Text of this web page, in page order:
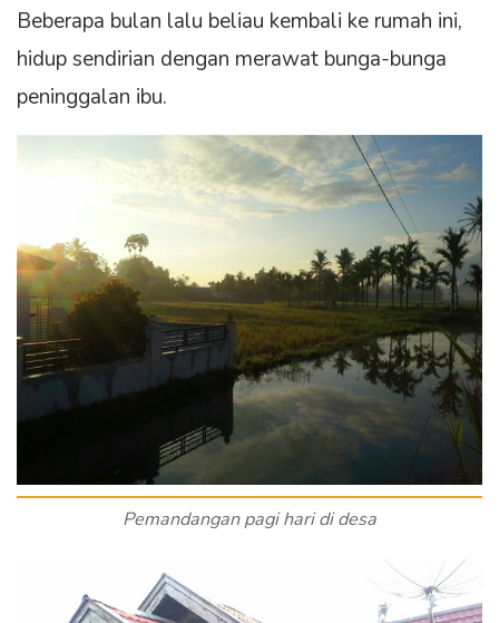
Beberapa bulan lalu beliau kembali ke rumah ini,
hidup sendirian dengan merawat bunga-bunga
peninggalan ibu.
Pemandangan pagi hari di desa